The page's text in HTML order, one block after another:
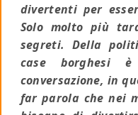
divertenti per
Solo molto più
segreti. Della
case borghesi
conversazione, in
far parola che nei